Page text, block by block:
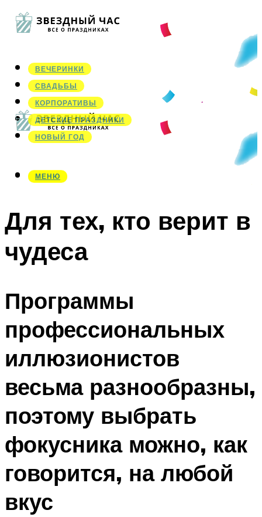
ВЕЧЕРИНКИ
СВАДЬБЫ
КОРПОРАТИВЫ
ДЕТСКИЕ ПРАЗДНИКИ
НОВЫЙ ГОД
МЕНЮ
МЕНЮ
Для тех, кто верит в
чудеса
Программы
профессиональных
иллюзионистов
весьма разнообразны,
поэтому выбрать
фокусника можно, как
говорится, на любой
вкус